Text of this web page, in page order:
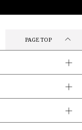
PAGE TOP